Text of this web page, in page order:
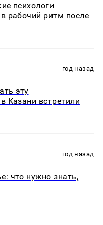
психологи
рабочий ритм после
год назад
эту
Казани встретили
год назад
что нужно знать,